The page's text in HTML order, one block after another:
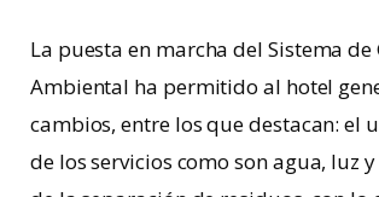
La puesta en marcha del Sistema de
Ambiental ha permitido al hotel
cambios, entre los que destacan: el
de los servicios como son agua, luz